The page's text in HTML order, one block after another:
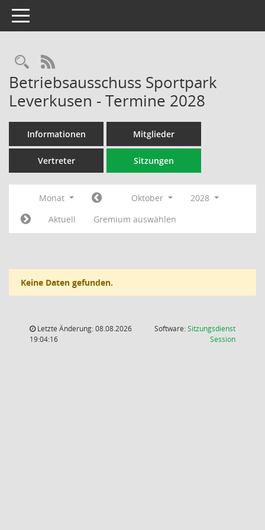
Toggle navigation
Rechercheauswahl
RSS-Feed
Betriebsausschuss Sportpark
Leverkusen - Termine 2028
Informationen Mitglieder
Vertreter Sitzungen
Monat Oktober
2028
Aktuell
Gremium auswählen
Keine Daten gefunden.
Letzte Änderung: 08.08.2026
19:04:16
Software:Sitzungsdienst
Session(Wird in